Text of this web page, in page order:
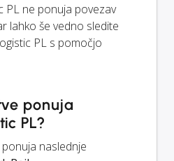
PL ne ponuja povezav
lahko še vedno sledite
PL s pomočjo
ponuja
PL?
naslednje